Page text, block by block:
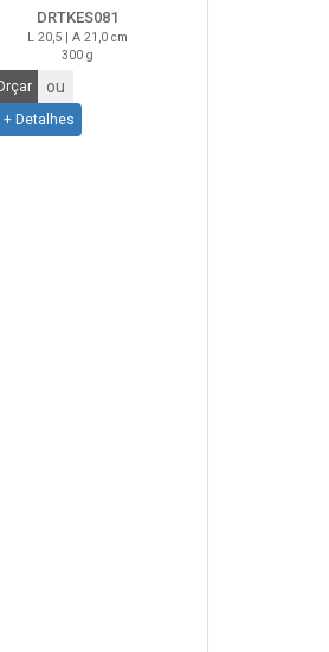
DRTKES081
L 20,5 | A 21,0 cm
300 g
ou
+ Detalhes